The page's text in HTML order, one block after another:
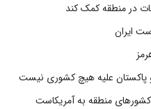
در منطقه کمک کند
و پاکستان علیه هیچ کشوری نیست
کشورهای منطقه به آمریکاست